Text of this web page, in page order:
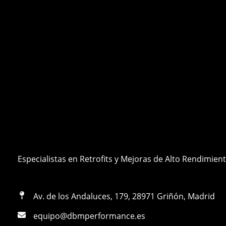
Especialistas en Retrofits y Mejoras de Alto
Av. de los Andaluces, 179, 28971 Griñón, Madrid
equipo@dbmperformance.es